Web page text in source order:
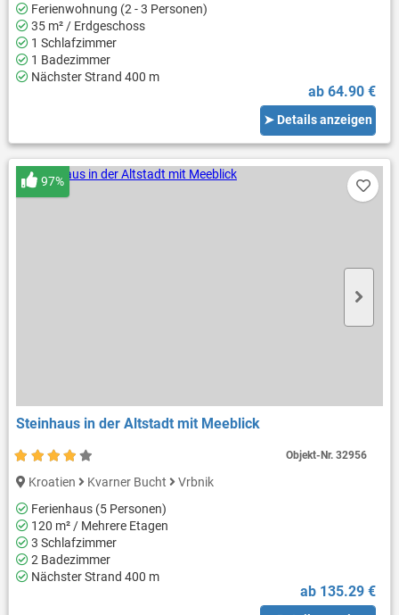
Ferienwohnung (2 - 3 Personen)
35 m² / Erdgeschoss
1 Schlafzimmer
1 Badezimmer
Nächster Strand 400 m
ab 64.90 €
➤ Details anzeigen
Steinhaus in der Altstadt mit Meeblick
97%
Kroatien Kvarner Bucht
Vrbnik
Ferienhaus (5 Personen)
120 m² / Mehrere Etagen
3 Schlafzimmer
2 Badezimmer
Nächster Strand 400 m
ab 135.29 €
Objekt-Nr.32956